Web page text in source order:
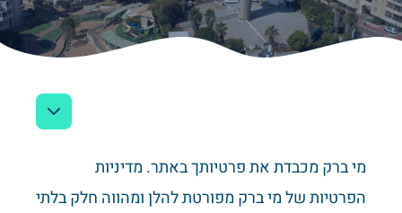
מי ברק מכבדת את פרטיותך באתר. מדיניות
הפרטיות של מי ברק מפורטת להלן ומהווה חלק בלתי